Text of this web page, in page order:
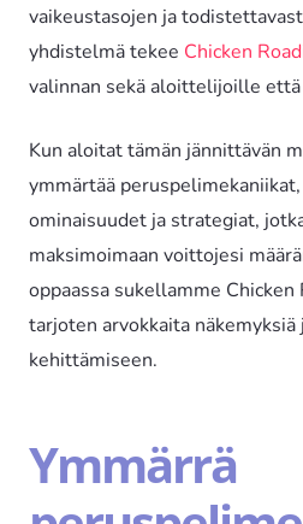
vaikeustasojen ja
yhdistelmä tekee Chicken
valinnan sekä aloittelijoille
Kun aloitat tämän jännittävän
ymmärtää
ominaisuudet ja strategiat,
maksimoimaan voittojesi
oppaassa sukellamme Chicken
tarjoten arvokkaita näkemyksiä
kehittämiseen.
Ymmärrä